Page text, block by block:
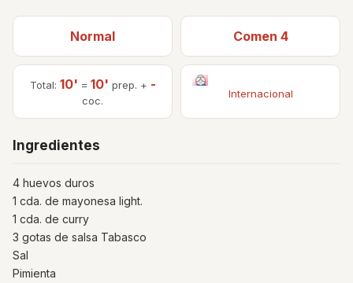
Normal Comen 4
Total: 10' = 10' prep. + -
coc.
Internacional
Ingredientes
4 huevos duros
1 cda. de mayonesa light.
1 cda. de curry
3 gotas de salsa Tabasco
Sal
Pimienta